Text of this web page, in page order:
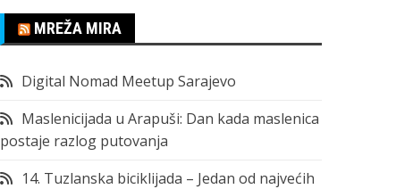
MREŽA MIRA
Digital Nomad Meetup Sarajevo
Maslenicijada u Arapuši: Dan kada maslenica
postaje razlog putovanja
14. Tuzlanska biciklijada – Jedan od najvećih